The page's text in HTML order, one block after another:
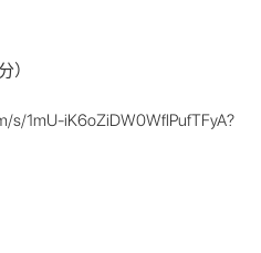
）
s/1mU-iK6oZiDW0WflPufTFyA?